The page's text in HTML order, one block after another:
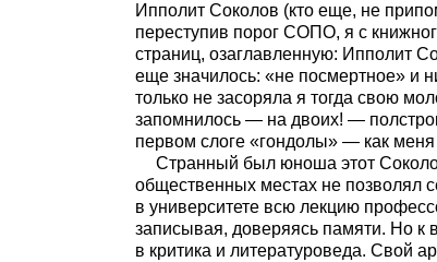
Ипполит Соколов (кто еще, не
переступив порог СОПО, я с
страниц, озаглавленную: Ипполит
еще значилось: «не посмертное» и
только не засоряла я тогда свою
запомнилось — на двоих! —
первом слоге «гондолы» — как меня
Странный был юноша этот
общественных местах не позволял
в университете всю лекцию
записывая, доверяясь памяти. Но к
в критика и литературоведа. Свой